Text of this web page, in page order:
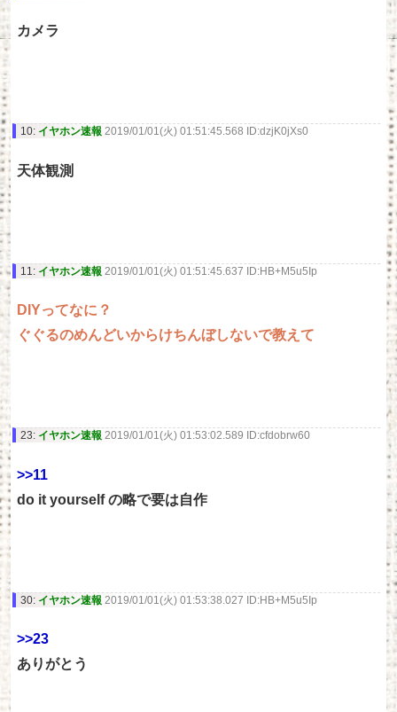
カメラ
10: イヤホン速報 2019/01/01(火) 01:51:45.568 ID:dzjK0jXs0
天体観測
11: イヤホン速報 2019/01/01(火) 01:51:45.637 ID:HB+M5u5Ip
DIYってなに？
ぐぐるのめんどいからけちんぼしないで教えて
23: イヤホン速報 2019/01/01(火) 01:53:02.589 ID:cfdobrw60
>>11
do it yourself の略で要は自作
30: イヤホン速報 2019/01/01(火) 01:53:38.027 ID:HB+M5u5Ip
>>23
ありがとう